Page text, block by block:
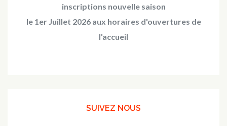
inscriptions nouvelle saison
le 1er Juillet 2026 aux horaires d'ouvertures de
l'accueil
SUIVEZ NOUS